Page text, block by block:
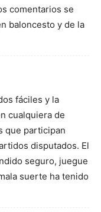
comentarios se
baloncesto y de la
fáciles y la
cualquiera de
que participan
disputados. El
seguro, juegue
suerte ha tenido